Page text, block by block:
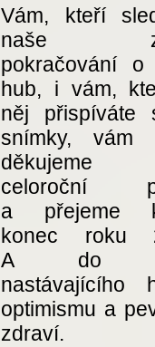
Vám, kteří
naše
pokračování o
hub, i vám,
něj přispíváte
snímky, vám
celoroční
a přejeme
konec roku
A do
nastávajícího
optimismu a
zdraví.